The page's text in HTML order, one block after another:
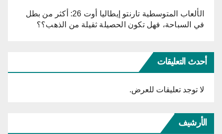
الألعاب المتوسطية تارنتو إيطاليا أوت 26: أكثر من بطل
في السباحة، فهل تكون الحصيلة ثقيلة من الذهب؟؟
أحدث التعليقات
لا توجد تعليقات للعرض.
الأرشيف